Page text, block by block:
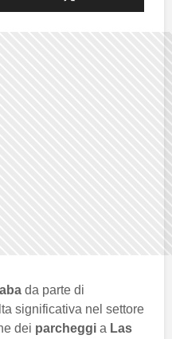
da parte di
significativa nel settore
dei parcheggi a Las